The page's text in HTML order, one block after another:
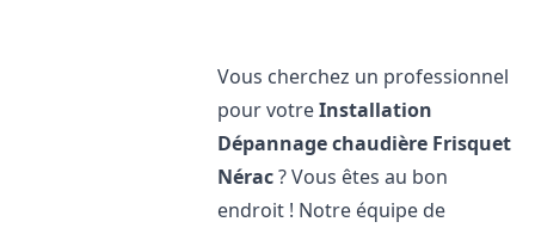
Vous cherchez un professionnel
pour votreInstallation
Dépannage chaudière Frisquet
Nérac? Vous êtes au bon
endroit ! Notre équipe de